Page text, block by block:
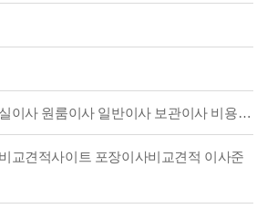
이사 원룸이사 일반이사 보관이사 비용…
교견적사이트 포장이사비교견적 이사준